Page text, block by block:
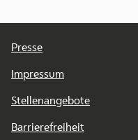
Presse
Impressum
Stellenangebote
Barrierefreiheit